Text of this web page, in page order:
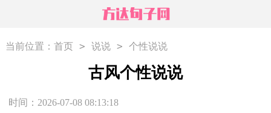
当前位置： 首页 > 说说 > 个性说说
古风个性说说
时间：2026-07-08 08:13:18